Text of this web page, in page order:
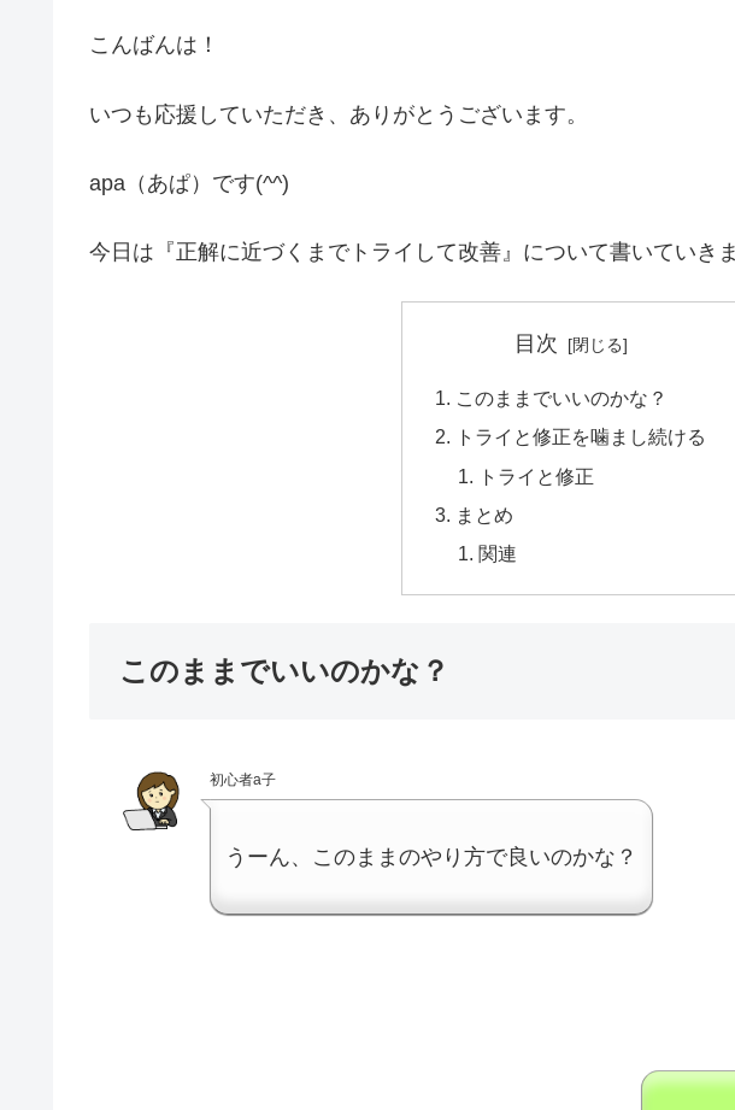
こんばんは！
いつも応援していただき、ありがとうございます。
apa（あぱ）です(^^)
今日は『正解に近づくまでトライして改善』について書いていきま
目次
このままでいいのかな？
トライと修正を噛まし続ける
トライと修正
まとめ
関連
このままでいいのかな？
初心者a子
うーん、このままのやり方で良いのかな？